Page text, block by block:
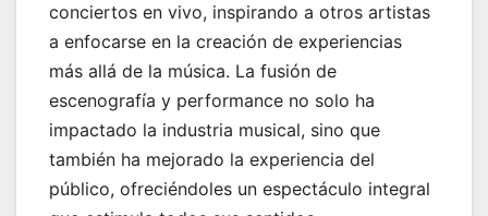
conciertos en vivo, inspirando a otros artistas
a enfocarse en la creación de experiencias
más allá de la música. La fusión de
escenografía y performance no solo ha
impactado la industria musical, sino que
también ha mejorado la experiencia del
público, ofreciéndoles un espectáculo integral